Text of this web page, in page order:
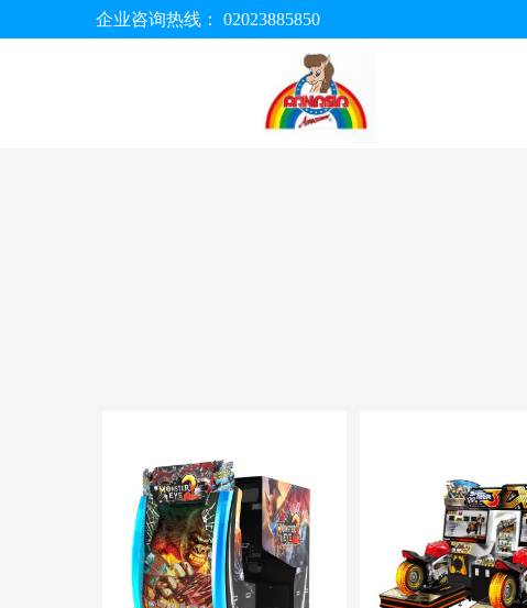
企业咨询热线： 02023885850